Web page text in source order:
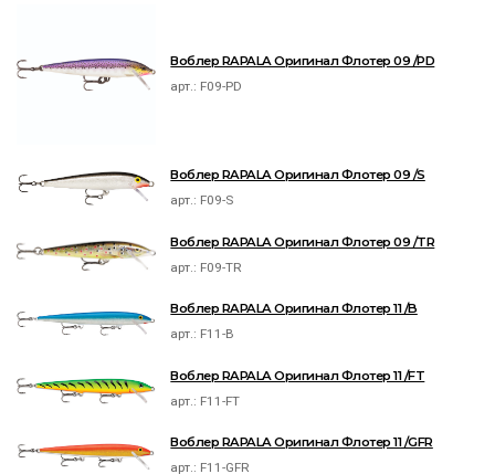
Воблер RAPALA Оригинал Флотер 09 /PD
арт.: F09-PD
Воблер RAPALA Оригинал Флотер 09 /S
арт.: F09-S
Воблер RAPALA Оригинал Флотер 09 /TR
арт.: F09-TR
Воблер RAPALA Оригинал Флотер 11 /B
арт.: F11-B
Воблер RAPALA Оригинал Флотер 11 /FT
арт.: F11-FT
Воблер RAPALA Оригинал Флотер 11 /GFR
арт.: F11-GFR